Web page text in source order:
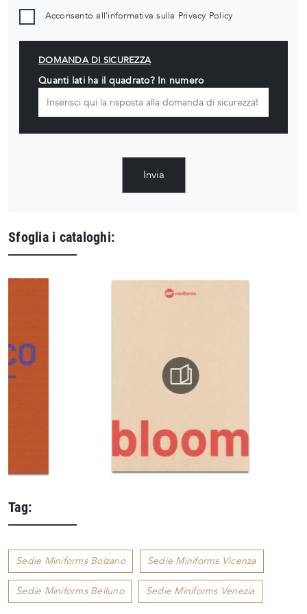
Acconsento all'informativa sulla Privacy Policy
DOMANDA DI SICUREZZA
Quanti lati ha il quadrato? In numero
Invia
Sfoglia i cataloghi:
Tag:
Sedie Miniforms Bolzano Sedie Miniforms Vicenza
Sedie Miniforms Belluno Sedie Miniforms Venezia